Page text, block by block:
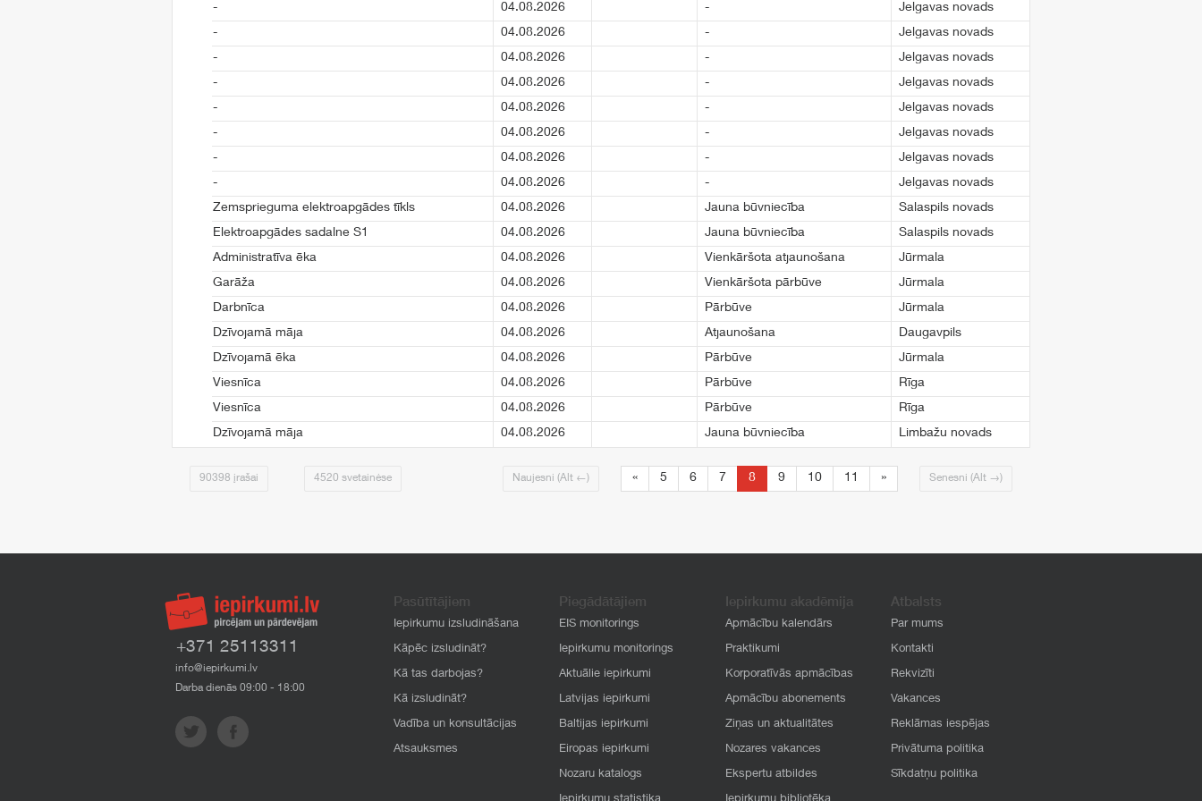
-
04.08.2026 -
Jelgavas novads
-
04.08.2026 -
Jelgavas novads
-
04.08.2026 -
Jelgavas novads
-
04.08.2026 -
Jelgavas novads
-
04.08.2026 -
Jelgavas novads
-
04.08.2026 -
Jelgavas novads
-
04.08.2026 -
Jelgavas novads
-
04.08.2026 -
Jelgavas novads
Zemsprieguma elektroapgādes tīkls
04.08.2026 Jauna būvniecība
Salaspils novads
Elektroapgādes sadalne S1
04.08.2026 Jauna būvniecība
Salaspils novads
Administratīva ēka
04.08.2026 Vienkāršota atjaunošana
Jūrmala
Garāža
04.08.2026 Vienkāršota pārbūve
Jūrmala
Darbnīca
04.08.2026 Pārbūve
Jūrmala
Dzīvojamā māja
04.08.2026 Atjaunošana
Daugavpils
Dzīvojamā ēka
04.08.2026 Pārbūve
Jūrmala
Viesnīca
04.08.2026 Pārbūve
Rīga
Viesnīca
04.08.2026 Pārbūve
Rīga
Dzīvojamā māja
04.08.2026 Jauna būvniecība Limbažu novads
90398 įrašai 4520 svetainėse Naujesni (Alt ←) « 5 6 7 8 9 10 11 » Senesni (Alt →)
+371 25113311
info@iepirkumi.lv
Darba dienās 09:00 - 18:00
Pasūtītājiem
Iepirkumu izsludināšana
Kāpēc izsludināt?
Kā tas darbojas?
Kā izsludināt?
Vadība un konsultācijas
Atsauksmes
Piegādātājiem
EIS monitorings
Iepirkumu monitorings
Aktuālie iepirkumi
Latvijas iepirkumi
Baltijas iepirkumi
Eiropas iepirkumi
Nozaru katalogs
Iepirkumu akadēmija
Apmācību kalendārs
Praktikumi
Korporatīvās apmācības
Apmācību abonements
Ziņas un aktualitātes
Nozares vakances
Ekspertu atbildes
Atbalsts
Par mums
Kontakti
Rekvizīti
Vakances
Reklāmas iespējas
Privātuma politika
Sīkdatņu politika